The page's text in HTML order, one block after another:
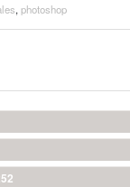
, photoshop